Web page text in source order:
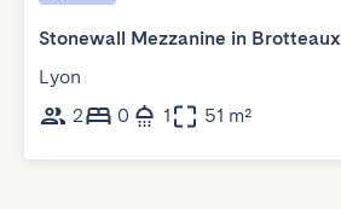
Stonewall Mezzanine in Brotteaux
Lyon
2
0 1 51 m²